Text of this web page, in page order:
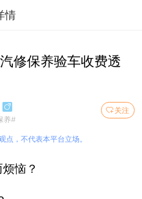
情
修保养验车收费透
关注
养#
点，不代表本平台立场。
恼？